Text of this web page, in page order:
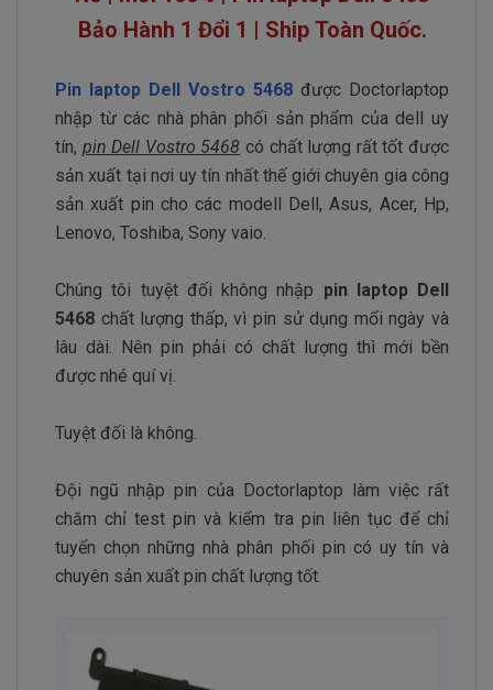
Bảo Hành 1 Đổi 1 | Ship Toàn Quốc.
Pin laptop Dell Vostro 5468 được Doctorlaptop
nhập từ các nhà phân phối sản phẩm của dell uy
tín, pin Dell Vostro 5468 có chất lượng rất tốt được
sản xuất tại nơi uy tín nhất thế giới chuyên gia công
sản xuất pin cho các modell Dell, Asus, Acer, Hp,
Lenovo, Toshiba, Sony vaio.
Chúng tôi tuyệt đối không nhập pin laptop Dell
5468 chất lượng thấp, vì pin sử dụng mổi ngày và
lâu dài. Nên pin phải có chất lượng thì mới bền
được nhé quí vị.
Tuyệt đối là không.
Đội ngũ nhập pin của Doctorlaptop làm việc rất
chăm chỉ test pin và kiểm tra pin liên tục để chỉ
tuyển chọn những nhà phân phối pin có uy tín và
chuyên sản xuất pin chất lượng tốt.